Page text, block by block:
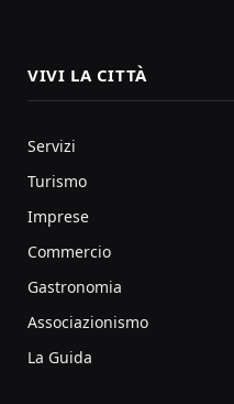
VIVI LA CITTÀ
Servizi
Turismo
Imprese
Commercio
Gastronomia
Associazionismo
La Guida